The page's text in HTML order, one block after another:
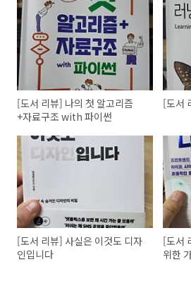
[도서 리뷰] 나의 첫 알고리즘
+자료구조 with 파이썬
[도서
[도서 리뷰] 사실은 이것도 디자
인입니다
[도서
위한